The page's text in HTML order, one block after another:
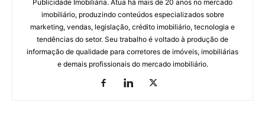
Publicidade Imobiliária. Atua há mais de 20 anos no mercado
imobiliário, produzindo conteúdos especializados sobre
marketing, vendas, legislação, crédito imobiliário, tecnologia e
tendências do setor. Seu trabalho é voltado à produção de
informação de qualidade para corretores de imóveis, imobiliárias
e demais profissionais do mercado imobiliário.